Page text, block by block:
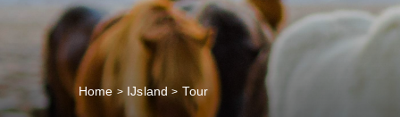
Home IJsland Tour